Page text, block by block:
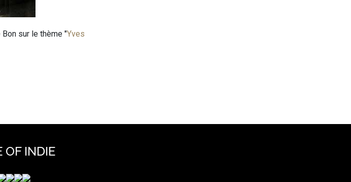
sur le thème "Yves
OF INDIE